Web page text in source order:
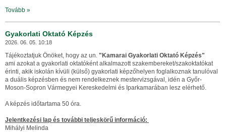
Tovább »
Gyakorlati Oktató Képzés
2026. 06. 05. 10:18
Tájékoztatjuk Önöket, hogy az un. "Kamarai Gyakorlati Oktató Képzés"
ami azokat a gyakorlati oktatóként alkalmazott szakembereket/szakoktatókat
érinti, akik iskolán kívüli (külső) gyakorlati képzőhelyen foglalkoznak tanulóval
a duális képzésben és nem rendelkeznek mestervizsgával, idén a Győr-
Moson-Sopron Vármegyei Kereskedelmi és Iparkamarában lesz elérhető.
A képzés időtartama 50 óra.
Jelentkezési lap és további teljeskörű információ:
Mihályi Melinda